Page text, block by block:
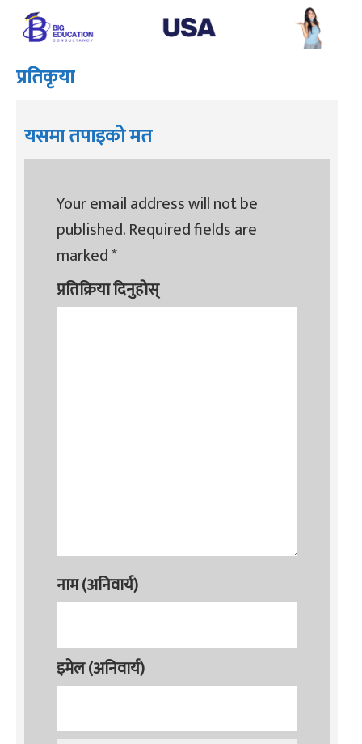
प्रतिकृया
यसमा तपाइको मत
Your email address will not be
published.Required fields are
marked*
प्रतिक्रिया दिनुहोस्
नाम (अनिवार्य)
इमेल (अनिवार्य)